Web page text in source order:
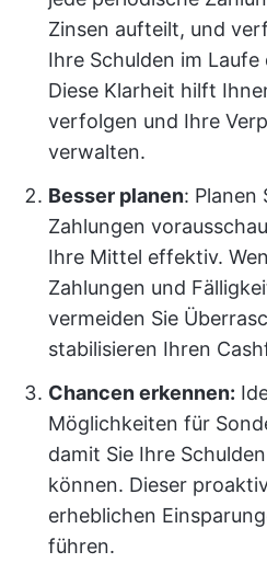
Zinsen aufteilt, und
Ihre Schulden im
Diese Klarheit hilft
verfolgen und Ihre
verwalten.
Besser planen: Planen
Zahlungen
Ihre Mittel effektiv.
Zahlungen und
vermeiden Sie
stabilisieren Ihren
Chancen erkennen:
Möglichkeiten für
damit Sie Ihre
können. Dieser
erheblichen
führen.